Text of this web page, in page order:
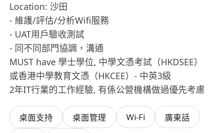
Location: 沙田
- 維護/評估/分析Wifi服務
- UAT用戶驗收測試
- 同不同部門協調，溝通
MUST have 學士學位, 中學文憑考試（HKDSEE）
或香港中學教育文憑（HKCEE）- 中英3級
2年IT行業的工作經驗, 有係公營機構做過優先考慮
桌面支持 桌面管理 Wi-Fi
廣東話